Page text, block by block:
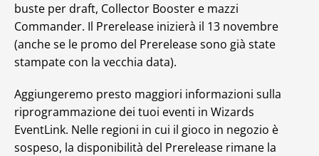
buste per draft, Collector Booster e mazzi
Commander. Il Prerelease inizierà il 13 novembre
(anche se le promo del Prerelease sono già state
stampate con la vecchia data).
Aggiungeremo presto maggiori informazioni sulla
riprogrammazione dei tuoi eventi in Wizards
EventLink. Nelle regioni in cui il gioco in negozio è
sospeso, la disponibilità del Prerelease rimane la